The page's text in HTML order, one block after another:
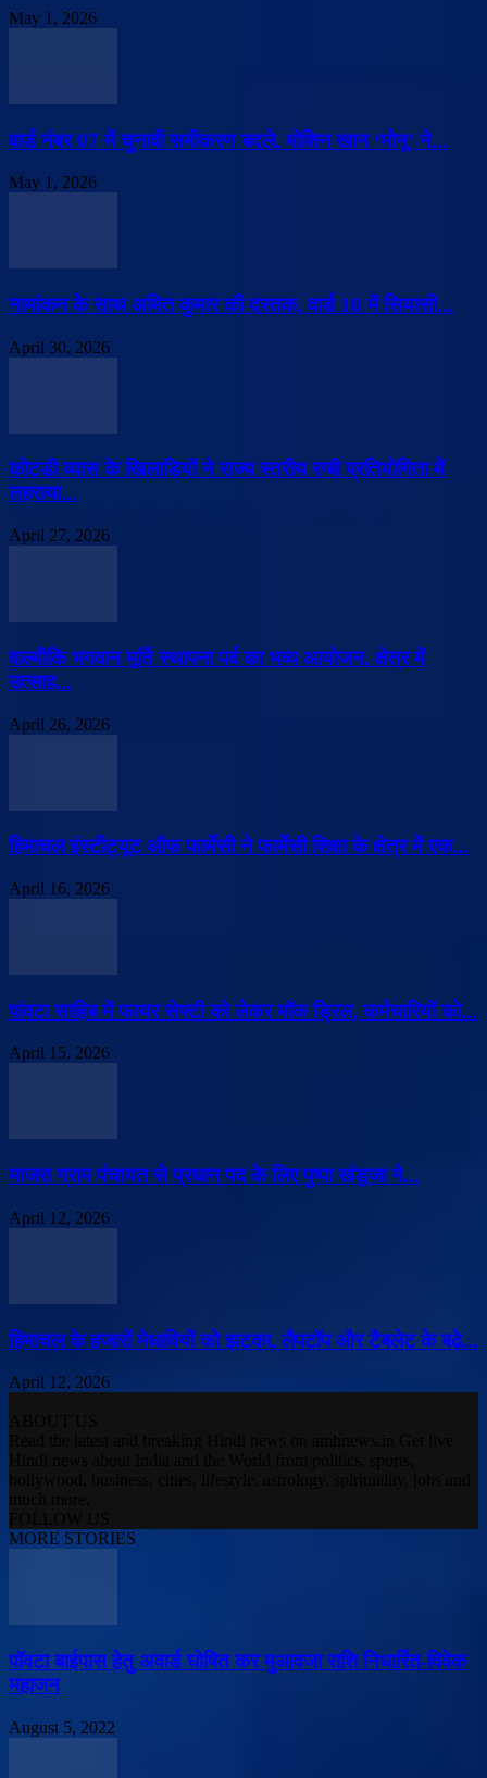
May 1, 2026
वार्ड नंबर 07 में चुनावी समीकरण बदले, मोशिन खान ‘मोनू’ ने...
May 1, 2026
नामांकन के साथ अमित कुमार की दस्तक, वार्ड 10 में सियासी...
April 30, 2026
कोटडी व्यास के खिलाड़ियों ने राज्य स्तरीय रग्बी प्रतियोगिता में
लहराया...
April 27, 2026
वाल्मीकि भगवान मूर्ति स्थापना पर्व का भव्य आयोजन, क्षेत्र में
उत्साह...
April 26, 2026
हिमाचल इंस्टीट्यूट ऑफ फार्मेसी ने फार्मेसी शिक्षा के क्षेत्र में एक...
April 16, 2026
पांवटा साहिब में फायर सेफ्टी को लेकर मॉक ड्रिल, कर्मचारियों को...
April 15, 2026
माजरा ग्राम पंचायत से प्रधान पद के लिए पुष्पा खंडूजा ने...
April 12, 2026
हिमाचल के हजारों मेधावियों को झटका, लैपटॉप और टैबलेट के बढ़े...
April 12, 2026
MORE STORIES
पॉवटा बाईपास हेतु अवार्ड घोषित कर मुआवजा राशि निधार्रित-विवेक
महाजन
August 5, 2022